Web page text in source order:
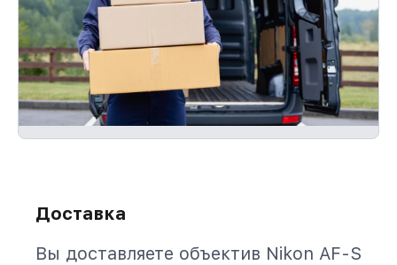
Доставка
Вы доставляете объектив Nikon AF-S